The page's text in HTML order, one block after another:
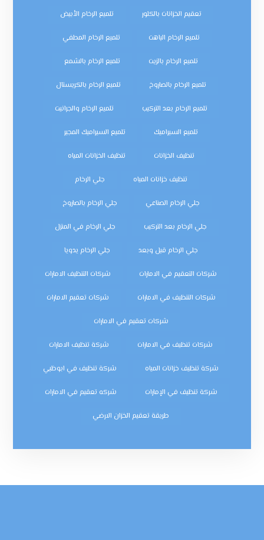
تعقيم الخزانات بالكلور تلميع الرخام الأبيض
تلميع الرخام الباهت تلميع الرخام المطفي
تلميع الرخام بالزيت تلميع الرخام بالشمع
تلميع الرخام بالصاروخ تلميع الرخام بالكريستال
تلميع الرخام بعد التركيب تلميع الرخام والجرانيت
تلميع السيراميك تلميع السيراميك المجير
تنظيف الخزانات تنظيف الخزانات المياه
تنظيف خزانات المياه جلي الرخام
جلي الرخام الصناعي جلي الرخام بالصاروخ
جلي الرخام بعد التركيب جلي الرخام في المنزل
جلي الرخام قبل وبعد جلي الرخام يدويا
شركات التعقيم في الامارات شركات التنظيف الامارات
شركات التنظيف في الامارات شركات تعقيم الامارات
شركات تعقيم في الامارات
شركات تنظيف في الامارات شركة تنظيف الامارات
شركة تنظيف خزانات المياه شركة تنظيف في ابوظبي
شركة تنظيف في الإمارات شركه تعقيم في الامارات
طريقة تعقيم الخزان الارضي